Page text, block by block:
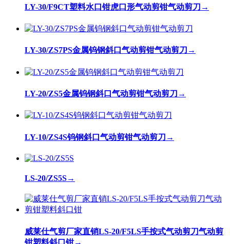
LY-30/F9CT塑料水口钳虎口形气动剪钳气动剪刀 →
LY-30/ZS7PS金属钨钢斜口气动剪钳气动剪刀 →
LY-20/ZS5金属钨钢斜口气动剪钳气动剪刀 →
LY-10/ZS4S钨钢斜口气动剪钳气动剪刀 →
LS-20/ZS5S→
威莱仕气剪厂家直销LS-20/F5LS手按式气动剪刀气动剪
钳塑料斜口钳→